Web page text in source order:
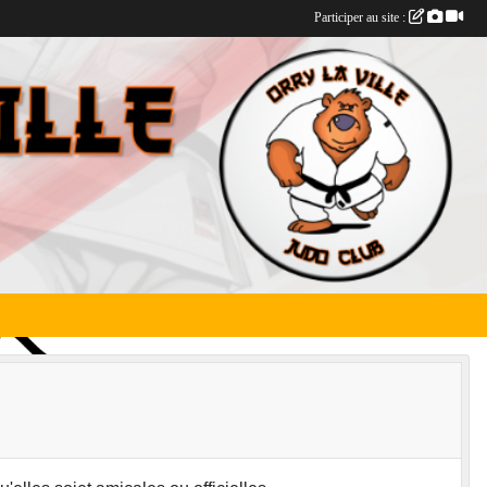
Participer au site :